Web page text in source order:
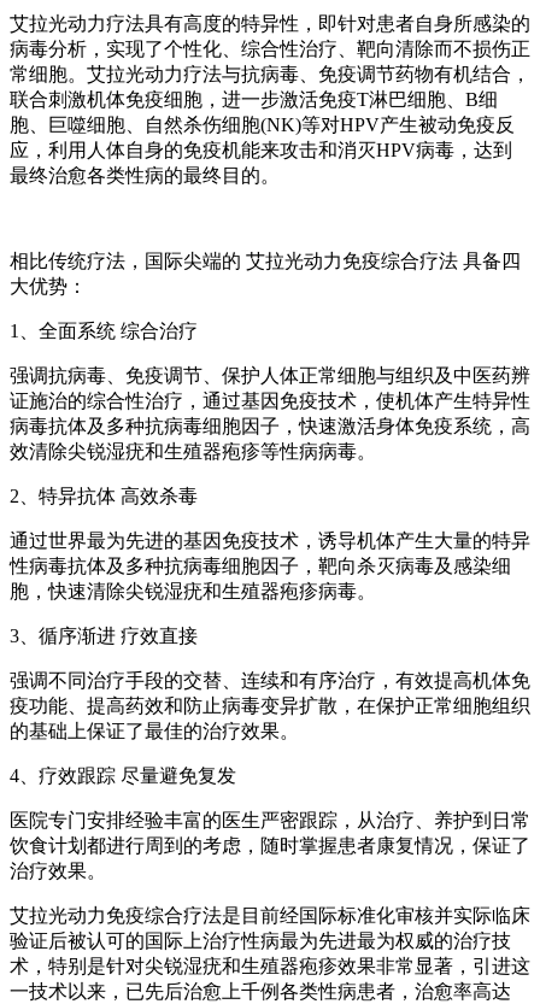
艾拉光动力疗法具有高度的特异性，即针对患者自身所感染的
病毒分析，实现了个性化、综合性治疗、靶向清除而不损伤正
常细胞。艾拉光动力疗法与抗病毒、免疫调节药物有机结合，
联合刺激机体免疫细胞，进一步激活免疫T淋巴细胞、B细
胞、巨噬细胞、自然杀伤细胞(NK)等对HPV产生被动免疫反
应，利用人体自身的免疫机能来攻击和消灭HPV病毒，达到
最终治愈各类性病的最终目的。
相比传统疗法，国际尖端的 艾拉光动力免疫综合疗法 具备四
大优势：
1、全面系统 综合治疗
强调抗病毒、免疫调节、保护人体正常细胞与组织及中医药辨
证施治的综合性治疗，通过基因免疫技术，使机体产生特异性
病毒抗体及多种抗病毒细胞因子，快速激活身体免疫系统，高
效清除尖锐湿疣和生殖器疱疹等性病病毒。
2、特异抗体 高效杀毒
通过世界最为先进的基因免疫技术，诱导机体产生大量的特异
性病毒抗体及多种抗病毒细胞因子，靶向杀灭病毒及感染细
胞，快速清除尖锐湿疣和生殖器疱疹病毒。
3、循序渐进 疗效直接
强调不同治疗手段的交替、连续和有序治疗，有效提高机体免
疫功能、提高药效和防止病毒变异扩散，在保护正常细胞组织
的基础上保证了最佳的治疗效果。
4、疗效跟踪 尽量避免复发
医院专门安排经验丰富的医生严密跟踪，从治疗、养护到日常
饮食计划都进行周到的考虑，随时掌握患者康复情况，保证了
治疗效果。
艾拉光动力免疫综合疗法是目前经国际标准化审核并实际临床
验证后被认可的国际上治疗性病最为先进最为权威的治疗技
术，特别是针对尖锐湿疣和生殖器疱疹效果非常显著，引进这
一技术以来，已先后治愈上千例各类性病患者，治愈率高达